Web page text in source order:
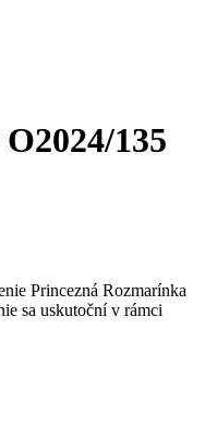
135
Princezná Rozmarínka
sa uskutoční v rámci